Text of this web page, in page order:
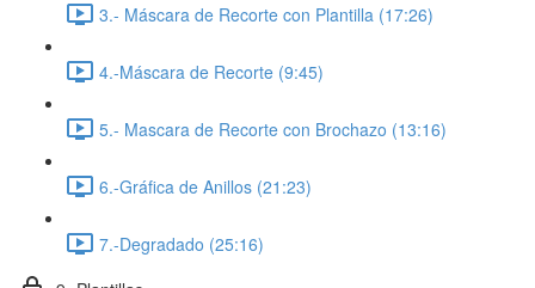
3.- Máscara de Recorte con Plantilla (17:26)
4.-Máscara de Recorte (9:45)
5.- Mascara de Recorte con Brochazo (13:16)
6.-Gráfica de Anillos (21:23)
7.-Degradado (25:16)